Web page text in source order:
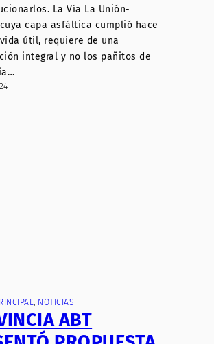
La Vía La Unión-
capa asfáltica cumplió hace
útil, requiere de una
integral y no los pañitos de
, NOTICIAS
ABT